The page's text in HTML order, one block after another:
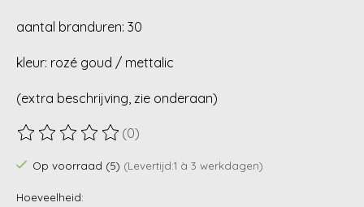
aantal branduren: 30
kleur: rozé goud / mettalic
(extra beschrijving, zie onderaan)
De beoordeling van dit product is
(0)
Op voorraad (5) (Levertijd:1 à 3 werkdagen)
Hoeveelheid: